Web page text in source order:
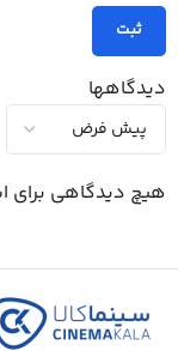
دیدگاهها
هیچ دیدگاهی